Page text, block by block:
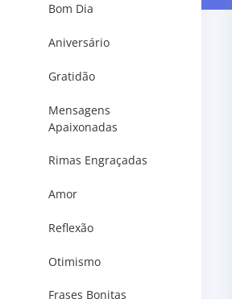
Bom Dia
Aniversário
Gratidão
Mensagens
Apaixonadas
Rimas Engraçadas
Amor
Reflexão
Otimismo
Frases Bonitas